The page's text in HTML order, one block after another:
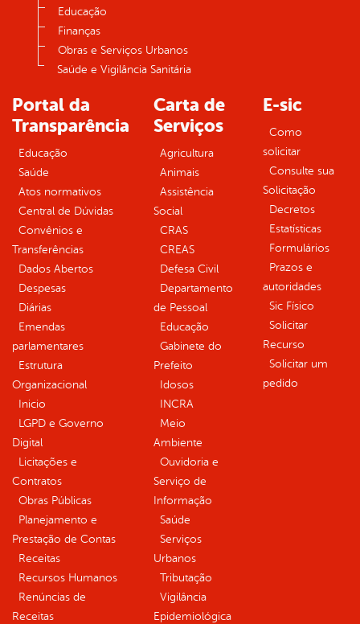
Educação
Finanças
Obras e Serviços Urbanos
Saúde e Vigilância Sanitária
Portal da
Transparência
Educação
Saúde
Atos normativos
Central de Dúvidas
Convênios e
Transferências
Dados Abertos
Despesas
Diárias
Emendas
parlamentares
Estrutura
Organizacional
Inicio
LGPD e Governo
Digital
Licitações e
Contratos
Obras Públicas
Planejamento e
Prestação de Contas
Receitas
Recursos Humanos
Renúncias de
Receitas
Carta de
Serviços
Agricultura
Animais
Assistência
Social
CRAS
CREAS
Defesa Civil
Departamento
de Pessoal
Educação
Gabinete do
Prefeito
Idosos
INCRA
Meio
Ambiente
Ouvidoria e
Serviço de
Informação
Saúde
Serviços
Urbanos
Tributação
Vigilância
Epidemiológica
E-sic
Como
solicitar
Consulte sua
Solicitação
Decretos
Estatísticas
Formulários
Prazos e
autoridades
Sic Físico
Solicitar
Recurso
Solicitar um
pedido